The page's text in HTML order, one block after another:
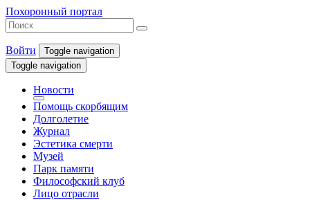
Похоронный портал
Войти
Toggle navigation
Toggle navigation
Новости
Помощь скорбящим
Долголетие
Журнал
Эстетика смерти
Музей
Парк памяти
Философский клуб
Лицо отрасли